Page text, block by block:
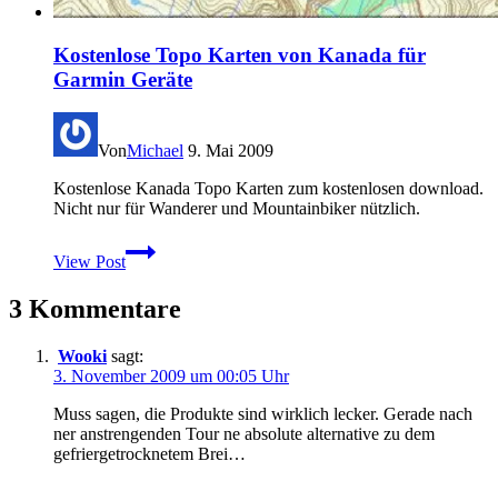
Kostenlose Topo Karten von Kanada für
Garmin Geräte
VonMichael 9. Mai 2009
Kostenlose Kanada Topo Karten zum kostenlosen download.
Nicht nur für Wanderer und Mountainbiker nützlich.
View Post
Kostenlose
Topo
von
Garmin
Geräte
3 Kommentare
Wooki sagt:
3. November 2009 um 00:05 Uhr
Muss sagen, die Produkte sind wirklich lecker. Gerade nach
ner anstrengenden Tour ne absolute alternative zu dem
gefriergetrocknetem Brei…